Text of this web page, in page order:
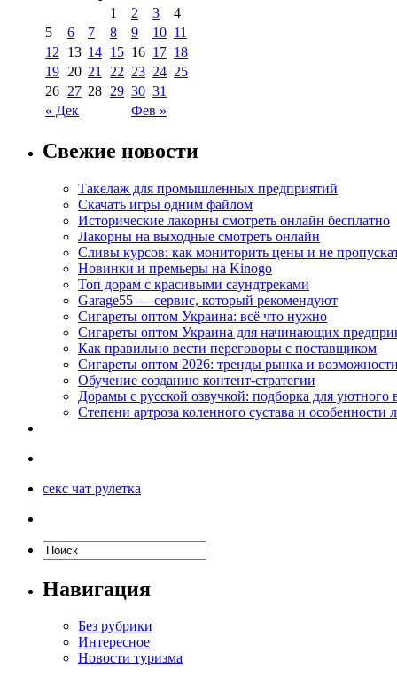
« Дек Фев »
1 2 3
4
5
6 7 8 9 10 11
12
13 14 15 16 17 18
19 20 21 22 23 24 25
26 27 28 29 30 31
Свежие новости
Такелаж для промышленных предприятий
Скачать игры одним файлом
Исторические лакорны смотреть онлайн бесплатно
Лакорны на выходные смотреть онлайн
Сливы курсов: как мониторить цены и не
Новинки и премьеры на Kinogo
Топ дорам с красивыми саундтреками
Garage55 — сервис, который рекомендуют
Сигареты оптом Украина: всё что нужно
Сигареты оптом Украина для начинающих
Как правильно вести переговоры с поставщиком
Сигареты оптом 2026: тренды рынка и возможности
Обучение созданию контент-стратегии
Дорамы с русской озвучкой: подборка для уютного
Степени артроза коленного сустава и особенности
секс чат рулетка
Навигация
Без рубрики
Интересное
Новости туризма